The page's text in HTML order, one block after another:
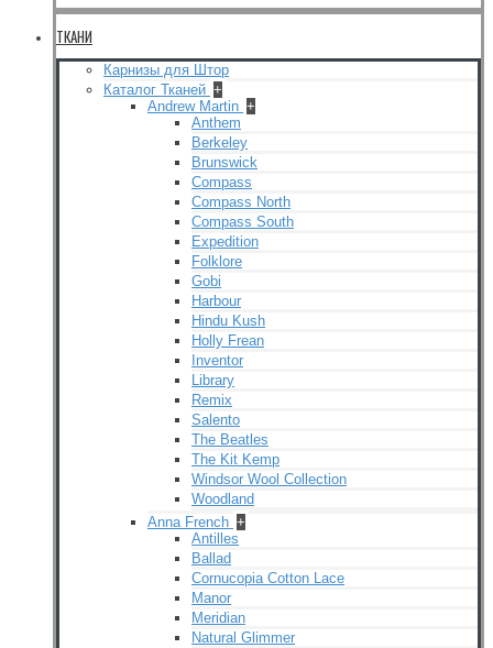
ТКАНИ
Карнизы для Штор
Каталог Тканей +
Andrew Martin +
Anthem
Berkeley
Brunswick
Compass
Compass North
Compass South
Expedition
Folklore
Gobi
Harbour
Hindu Kush
Holly Frean
Inventor
Library
Remix
Salento
The Beatles
The Kit Kemp
Windsor Wool Collection
Woodland
Anna French +
Antilles
Ballad
Cornucopia Cotton Lace
Manor
Meridian
Natural Glimmer